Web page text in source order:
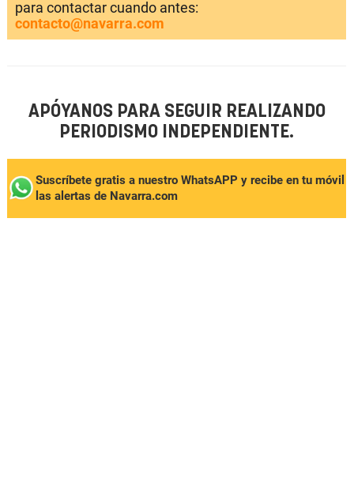
para contactar cuando antes:
contacto@navarra.com
APÓYANOS PARA SEGUIR REALIZANDO
PERIODISMO INDEPENDIENTE.
Suscríbete gratis a nuestro WhatsAPP y recibe en tu móvil
las alertas de Navarra.com